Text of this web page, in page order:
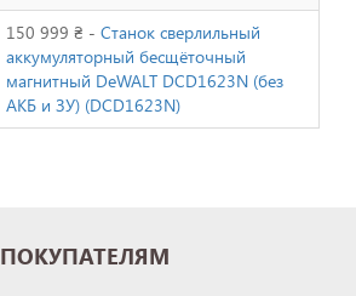
150 999 ₴ - Станок сверлильный
аккумуляторный бесщёточный
магнитный DeWALT DCD1623N (без
АКБ и ЗУ) (DCD1623N)
ПОКУПАТЕЛЯМ